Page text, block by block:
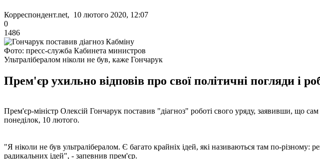
Корреспондент.net, 10 лютого 2020, 12:07
0
1486
Фото: пресс-служба Кабинета министров
Ультралібералом ніколи не був, каже Гончарук
Прем'єр ухильно відповів про свої політичні погляди і
Прем'єр-міністр Олексій Гончарук поставив "діагноз" роботі свого уряду, заявивши, що
понеділок, 10 лютого.
"Я ніколи не був ультралібералом. Є багато крайніх ідей, які називаються там по-
радикальних ідей", - запевнив прем'єр.